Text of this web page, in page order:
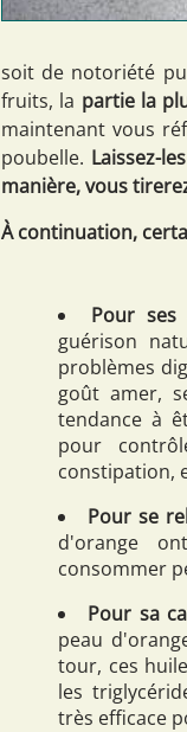
soit de notoriété
fruits, la partie la
maintenant vous
poubelle. Laissez-
manière, vous
À continuation,
Pour ses
guérison
problèmes
goût amer,
tendance à
pour
constipation,
Pour se
d'orange
consommer
Pour sa
peau
tour, ces
les
très efficace